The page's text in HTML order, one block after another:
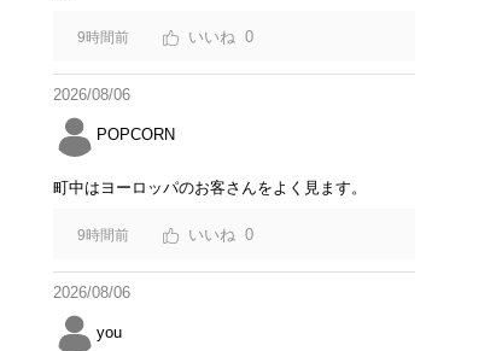
9時間前 0
2026/08/06
POPCORN
町中はヨーロッパのお客さんをよく見ます。
9時間前 0
2026/08/06
you